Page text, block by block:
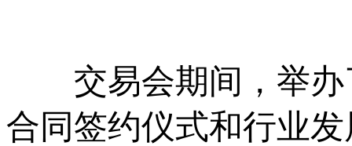
交易会期间，举办
合同签约仪式和行业